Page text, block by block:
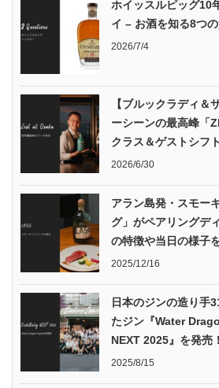
ホイッスルピッグ10
イ – お酒を知る8つ
2026/7/4
【ブルックラディ＆
ーシーンの最高峰「
クラス＆ゲストシフ
2026/6/30
アラン島発・スモー
グ」がペアリングデ
の特徴や当日の様子
2025/12/16
日本のジンの造り手
たジン『Water
NEXT 2025』を発売！
2025/8/15